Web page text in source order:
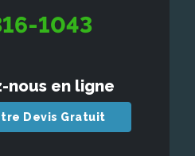
1043
nous en ligne
Devis Gratuit